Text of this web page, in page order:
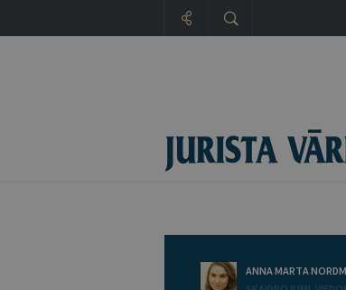
ANNA MARTA